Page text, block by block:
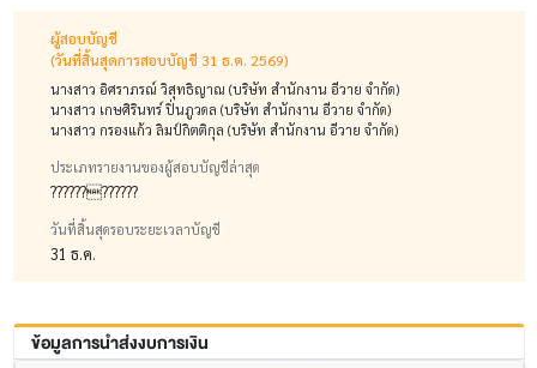
ผู้สอบบัญชี
(วันที่สิ้นสุดการสอบบัญชี 31 ธ.ค. 2569)
นางสาว อิศราภรณ์ วิสุทธิญาณ (บริษัท สำนักงาน อีวาย จำกัด)
นางสาว เกษศิรินทร์ ปิ่นภูวดล (บริษัท สำนักงาน อีวาย จำกัด)
นางสาว กรองแก้ว ลิมป์กิตติกุล (บริษัท สำนักงาน อีวาย จำกัด)
ประเภทรายงานของผู้สอบบัญชีล่าสุด
????????????
วันที่สิ้นสุดรอบระยะเวลาบัญชี
31 ธ.ค.
ข้อมูลการนำส่งงบการเงิน